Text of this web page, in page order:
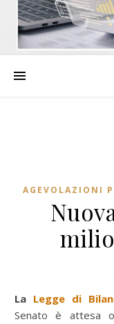
AGEVOLAZIONI
La Legge di
Senato è attesa